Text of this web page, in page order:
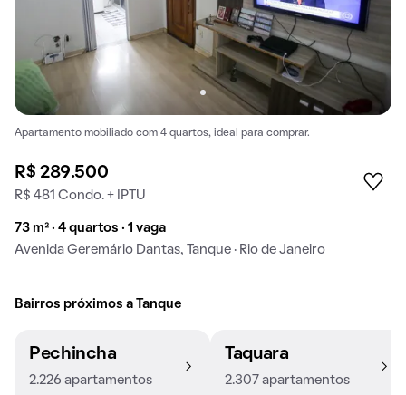
Apartamento mobiliado com 4 quartos, ideal para comprar.
R$ 289.500
R$ 481 Condo. + IPTU
73 m² · 4 quartos · 1 vaga
Avenida Geremário Dantas, Tanque · Rio de Janeiro
Bairros próximos a Tanque
Pechincha
2.226 apartamentos
Taquara
2.307 apartamentos